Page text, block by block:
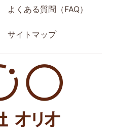
よくある質問（FAQ）
サイトマップ